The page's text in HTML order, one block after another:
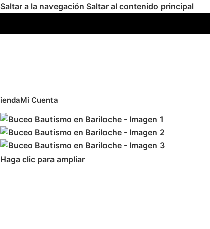
Saltar a la navegación Saltar al contenido principal
Mi Cuenta
Haga clic para ampliar